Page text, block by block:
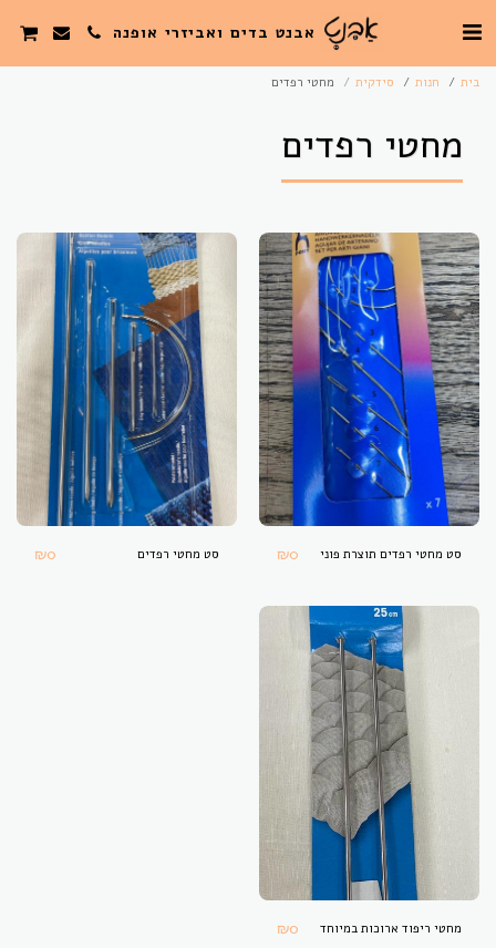
אבנט בדים ואביזרי אופנה
בית חנות סידקית מחטי רפדים
מחטי רפדים
סט מחטי רפדים תוצרת פוני ₪0 סט מחטי רפדים ₪0
מחטי ריפוד ארוכות במיוחד ₪0